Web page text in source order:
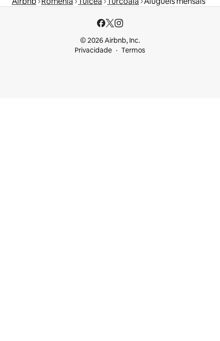
© 2026 Airbnb, Inc.
Privacidade
Termos